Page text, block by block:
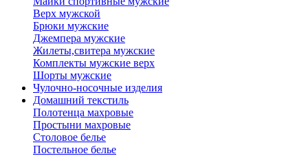
Верх мужской
Брюки мужские
Джемпера мужские
Жилеты,свитера мужские
Комплекты мужские верх
Шорты мужские
Чулочно-носочные изделия
Домашний текстиль
Полотенца махровые
Простыни махровые
Столовое белье
Постельное белье